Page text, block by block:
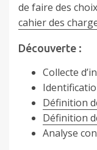
de faire des
cahier des
Découverte :
Collecte
Définition
Définition
Analyse